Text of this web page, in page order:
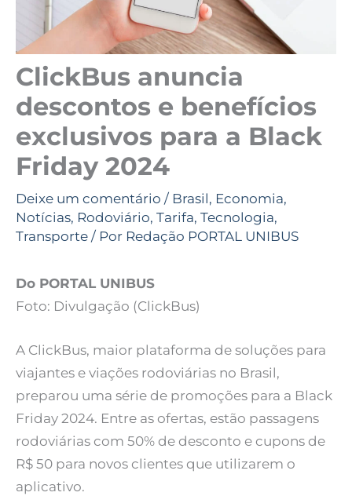
ClickBus anuncia
descontos e benefícios
exclusivos para a Black
Friday 2024
Deixe um comentário / Brasil, Economia,
Notícias, Rodoviário, Tarifa, Tecnologia,
Transporte / Por Redação PORTAL UNIBUS
Do PORTAL UNIBUS
Foto: Divulgação (ClickBus)
A ClickBus, maior plataforma de soluções para
viajantes e viações rodoviárias no Brasil,
preparou uma série de promoções para a Black
Friday 2024. Entre as ofertas, estão passagens
rodoviárias com 50% de desconto e cupons de
R$ 50 para novos clientes que utilizarem o
aplicativo.